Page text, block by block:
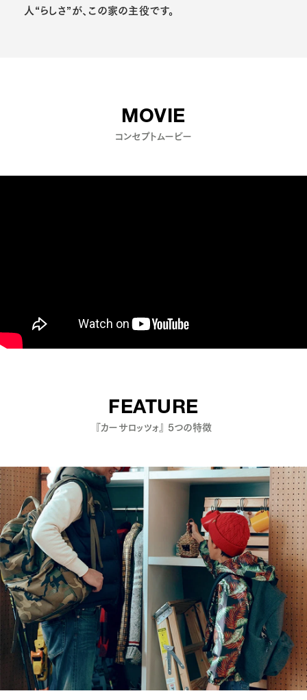
人“らしさ”が、この家の主役です。
MOVIE
コンセプトムービー
FEATURE
『カーサロッツォ』 5つの特徴